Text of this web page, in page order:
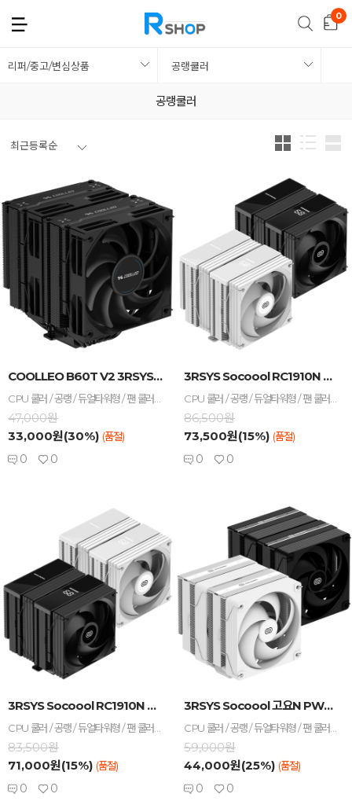
리퍼/중고/변심상품 공랭쿨러
공랭쿨러
최근등록순
COOLLEO B60T V2 3RSYS BLACK ...
47,000원
33,000원(30%) (품절)
0 0
3RSYS Socoool RC1910N Quiet ...
86,500원
73,500원(15%) (품절)
0 0
3RSYS Socoool RC1910N Quiet ...
83,500원
71,000원(15%) (품절)
0 0
3RSYS Socoool 고요N PWM WHITE ...
59,000원
44,000원(25%) (품절)
0 0